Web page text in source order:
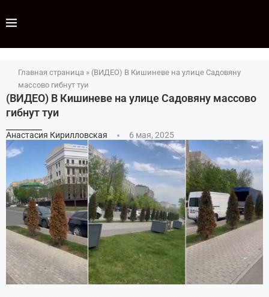
Главная страница » (ВИДЕО) В Кишиневе на улице Садовяну
массово гибнут туи
(ВИДЕО) В Кишиневе на улице Садовяну массово
гибнут туи
Анастасия Кирилловская 6 мая, 2025